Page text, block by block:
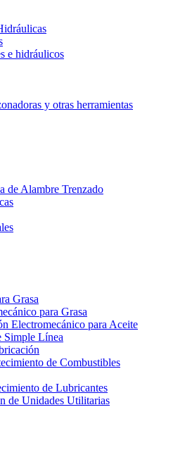
e hidráulicos
y otras herramientas
de Alambre Trenzado
Grasa
para Grasa
Electromecánico para Aceite
Simple Línea
de Combustibles
de Lubricantes
de Unidades Utilitarias